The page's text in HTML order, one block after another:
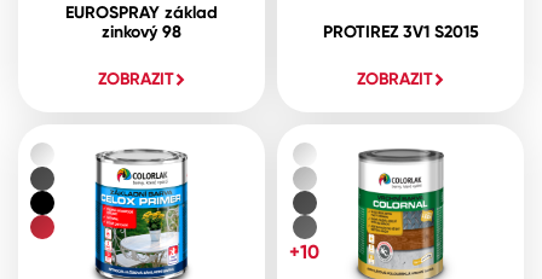
EUROSPRAY základ
zinkový 98
ZOBRAZIT
PROTIREZ 3V1 S2015
ZOBRAZIT
+10